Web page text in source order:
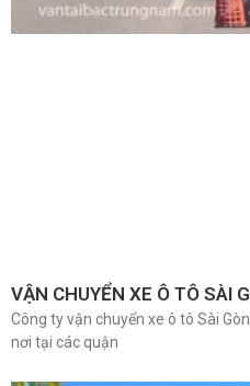
VẬN CHUYỂN XE Ô TÔ SÀI
Công ty vận chuyển xe ô tô Sài
nơi tại các quận